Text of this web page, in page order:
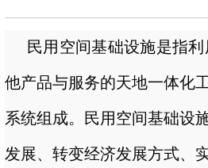
民用空间基础设施是指
他产品与服务的天地一体化
系统组成。民用空间基础设
发展、转变经济发展方式、